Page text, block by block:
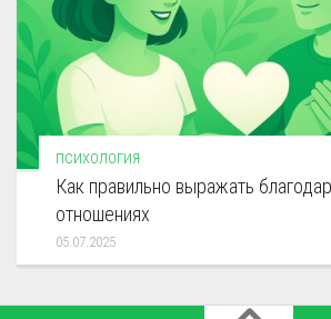
ПСИХОЛОГИЯ
Как правильно выражать
отношениях
05.07.2025